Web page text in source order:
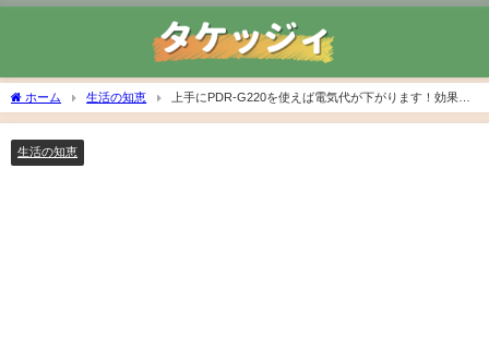
ホーム 生活の知恵
上手にPDR-G220を使えば電気代が下がります！効果的
な節約術をシェア
生活の知恵